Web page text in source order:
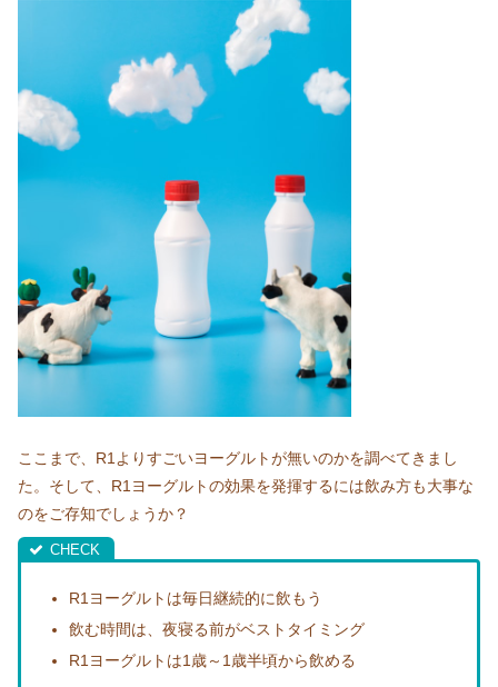
ここまで、R1よりすごいヨーグルトが無いのかを調べてきまし
た。そして、R1ヨーグルトの効果を発揮するには飲み方も大事な
のをご存知でしょうか？
R1ヨーグルトは毎日継続的に飲もう
飲む時間は、夜寝る前がベストタイミング
R1ヨーグルトは1歳～1歳半頃から飲める